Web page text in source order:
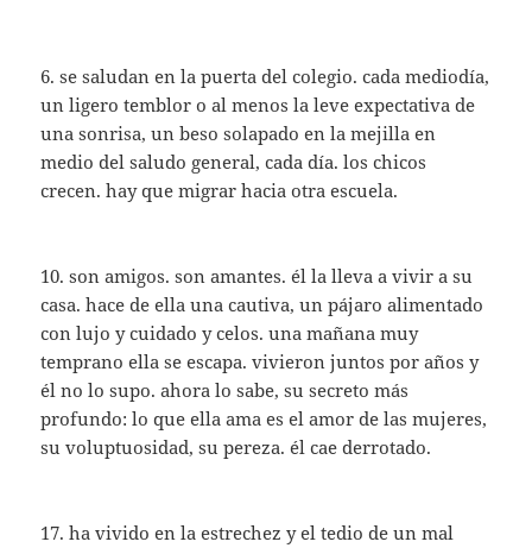
6. se saludan en la puerta del colegio. cada mediodía,
un ligero temblor o al menos la leve expectativa de
una sonrisa, un beso solapado en la mejilla en
medio del saludo general, cada día. los chicos
crecen. hay que migrar hacia otra escuela.
10. son amigos. son amantes. él la lleva a vivir a su
casa. hace de ella una cautiva, un pájaro alimentado
con lujo y cuidado y celos. una mañana muy
temprano ella se escapa. vivieron juntos por años y
él no lo supo. ahora lo sabe, su secreto más
profundo: lo que ella ama es el amor de las mujeres,
su voluptuosidad, su pereza. él cae derrotado.
17. ha vivido en la estrechez y el tedio de un mal